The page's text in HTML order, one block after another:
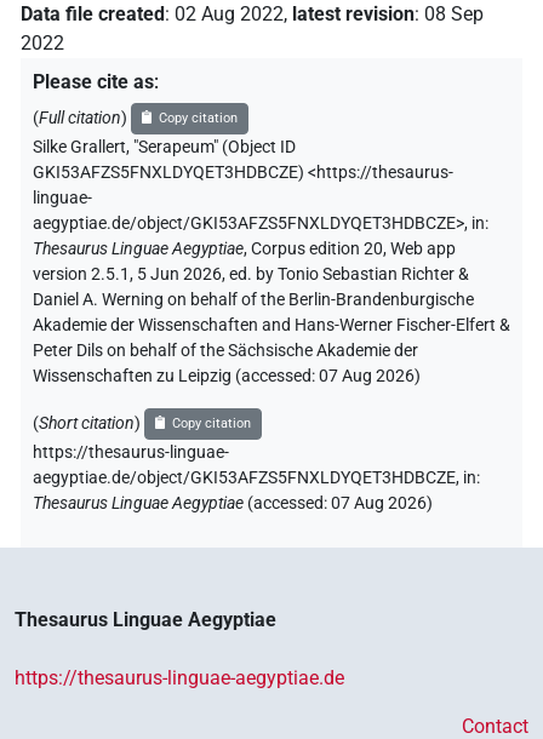
Data file created: 02 Aug 2022, latest revision: 08 Sep
2022
Please cite as:
(Full citation) Copy citation
Silke Grallert, "Serapeum" (Object ID
GKI53AFZS5FNXLDYQET3HDBCZE) <https://thesaurus-
linguae-
aegyptiae.de/object/GKI53AFZS5FNXLDYQET3HDBCZE>, in:
Thesaurus Linguae Aegyptiae,Corpus edition 20, Web app
version 2.5.1, 5 Jun 2026, ed. by Tonio Sebastian Richter &
Daniel A. Werning on behalf of the Berlin-Brandenburgische
Akademie der Wissenschaften and Hans-Werner Fischer-Elfert &
Peter Dils on behalf of the Sächsische Akademie der
Wissenschaften zu Leipzig (accessed:07 Aug 2026)
(Short citation) Copy citation
https://thesaurus-linguae-
aegyptiae.de/object/GKI53AFZS5FNXLDYQET3HDBCZE, in:
Thesaurus Linguae Aegyptiae (accessed:07 Aug 2026)
Thesaurus Linguae Aegyptiae
https://thesaurus-linguae-aegyptiae.de
Contact